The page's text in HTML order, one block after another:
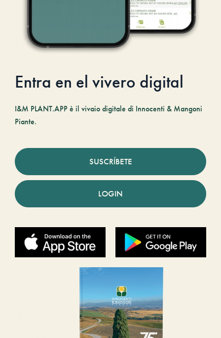
Entra en el vivero digital
I&M PLANT.APP è il vivaio digitale di Innocenti & Mangoni
Piante.
SUSCRÍBETE
LOGIN